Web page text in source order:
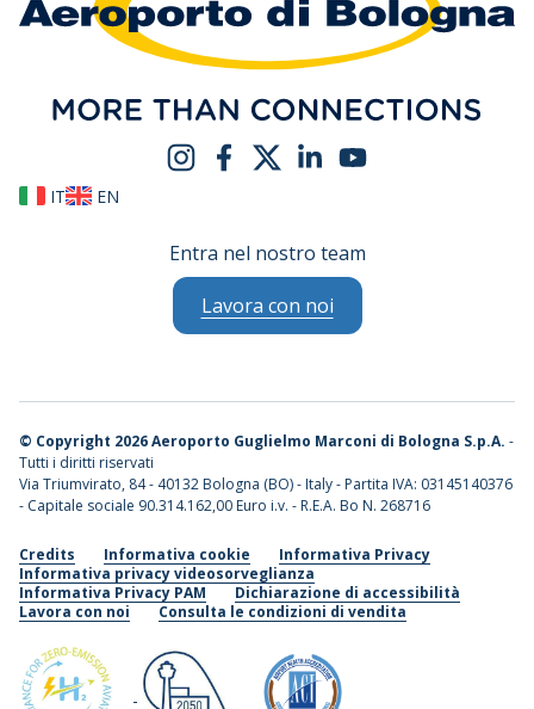
IT EN
Entra nel nostro team
Lavora con noi
© Copyright 2026 Aeroporto Guglielmo Marconi di Bologna S.p.A. -
Tutti i diritti riservati
Via Triumvirato, 84 - 40132 Bologna (BO) - Italy - Partita IVA: 03145140376
- Capitale sociale 90.314.162,00 Euro i.v. - R.E.A. Bo N. 268716
Credits Informativa cookie
Informativa Privacy
Informativa privacy videosorveglianza
Informativa Privacy PAM
Dichiarazione di accessibilità
Lavora con noi
Consulta le condizioni di vendita